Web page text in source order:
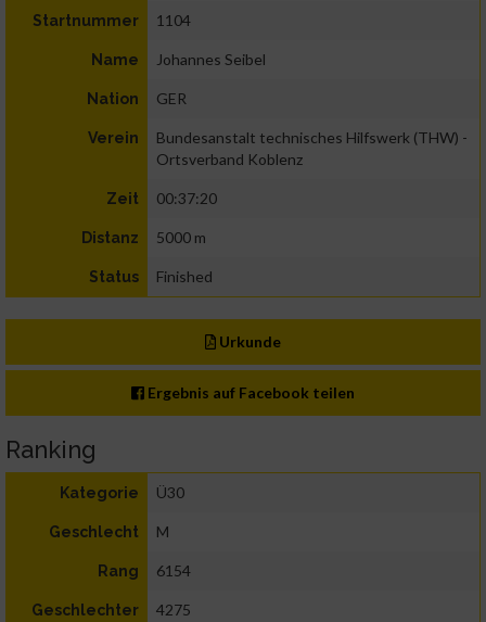
Startnummer 1104
Name Johannes Seibel
Nation GER
Verein
Bundesanstalt technisches Hilfswerk (THW) -
Ortsverband Koblenz
Zeit 00:37:20
Distanz 5000 m
Status Finished
Urkunde
Ergebnis auf Facebook teilen
Ranking
Kategorie Ü30
Geschlecht M
Rang 6154
Geschlechter
4275